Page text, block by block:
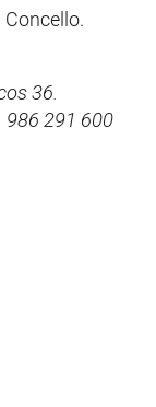
36.
986 291 600